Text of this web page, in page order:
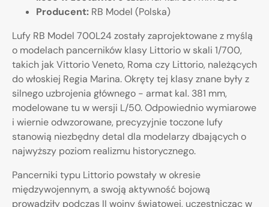
Producent: RB Model (Polska)
Lufy RB Model 700L24 zostały zaprojektowane z myślą
o modelach pancerników klasy Littorio w skali 1/700,
takich jak Vittorio Veneto, Roma czy Littorio, należących
do włoskiej Regia Marina. Okręty tej klasy znane były z
silnego uzbrojenia głównego - armat kal. 381 mm,
modelowane tu w wersji L/50. Odpowiednio wymiarowe
i wiernie odwzorowane, precyzyjnie toczone lufy
stanowią niezbędny detal dla modelarzy dbających o
najwyższy poziom realizmu historycznego.
Pancerniki typu Littorio powstały w okresie
międzywojennym, a swoją aktywność bojową
prowadziły podczas II wojny światowej, uczestnicząc w